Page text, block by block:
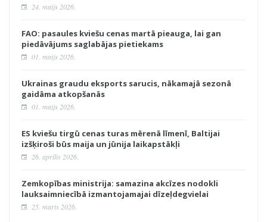
24. maijs 2026.
FAO: pasaules kviešu cenas martā pieauga, lai gan
piedāvājums saglabājas pietiekams
01. maijs 2026.
Ukrainas graudu eksports sarucis, nākamajā sezonā
gaidāma atkopšanās
01. maijs 2026.
ES kviešu tirgū cenas turas mērenā līmenī, Baltijai
izšķiroši būs maija un jūnija laikapstākļi
26. aprīlis 2026.
Zemkopības ministrija: samazina akcīzes nodokli
lauksaimniecībā izmantojamajai dīzeļdegvielai
25. marts 2026.